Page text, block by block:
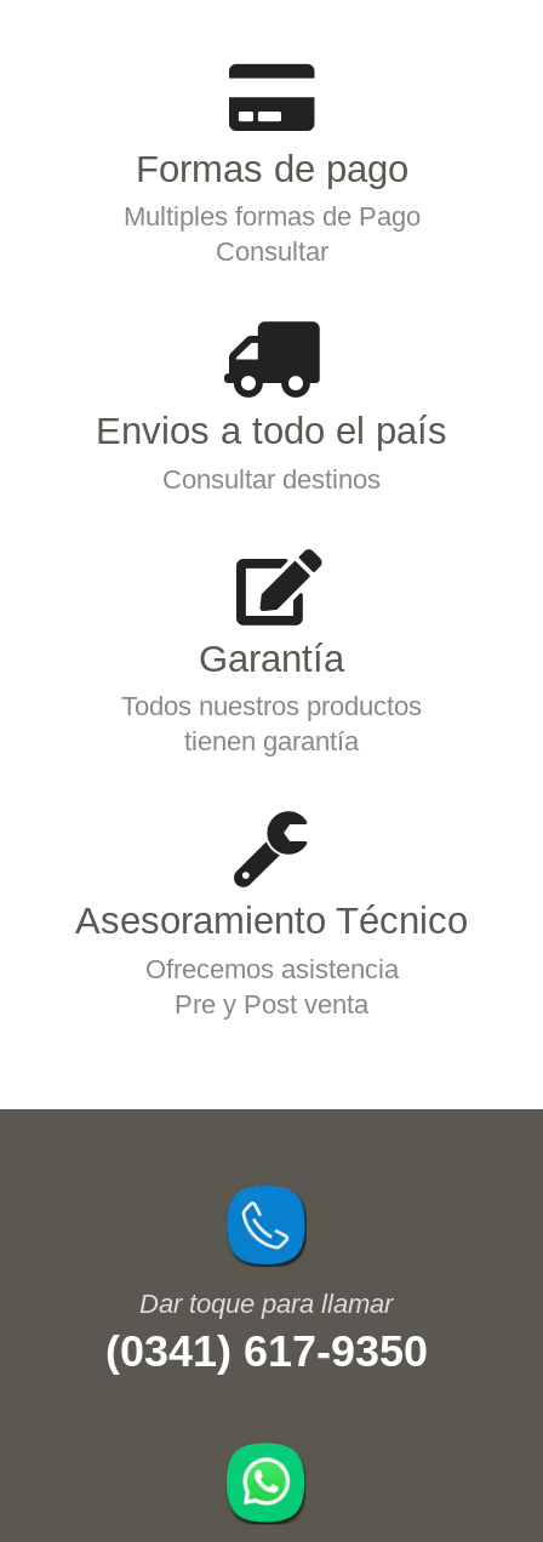
Formas de pago
Multiples formas de Pago
Consultar
Envios a todo el país
Consultar destinos
Garantía
Todos nuestros productos
tienen garantía
Asesoramiento Técnico
Ofrecemos asistencia
Pre y Post venta
(0341) 617-9350